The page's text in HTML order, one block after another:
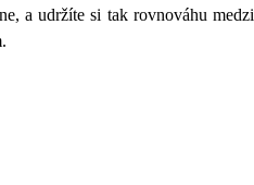
a udržíte si tak rovnováhu medzi